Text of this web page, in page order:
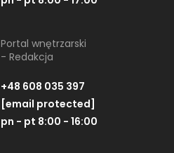
Portal wnętrzarski
- Redakcja
+48 608 035 397
[email protected]
pn - pt 8:00 - 16:00